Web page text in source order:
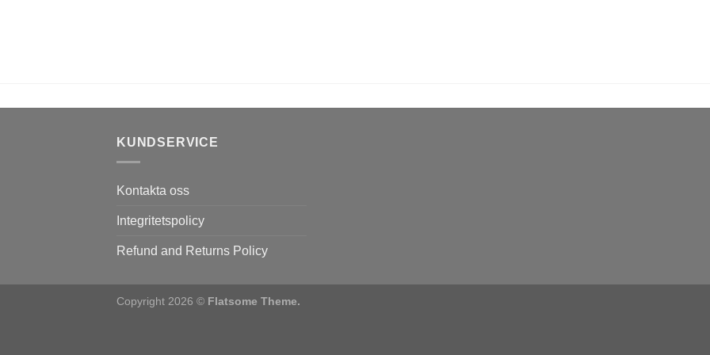
KUNDSERVICE
Kontakta oss
Integritetspolicy
Refund and Returns Policy
Copyright 2026 © Flatsome Theme.